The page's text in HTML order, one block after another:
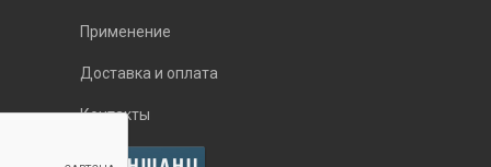
Применение
Доставка и оплата
Контакты